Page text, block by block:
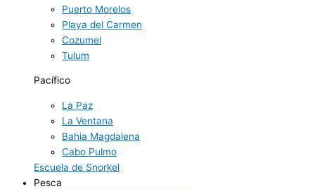
Puerto Morelos
Playa del Carmen
Cozumel
Tulum
Pacífico
La Paz
La Ventana
Bahia Magdalena
Cabo Pulmo
Escuela de Snorkel
Pesca